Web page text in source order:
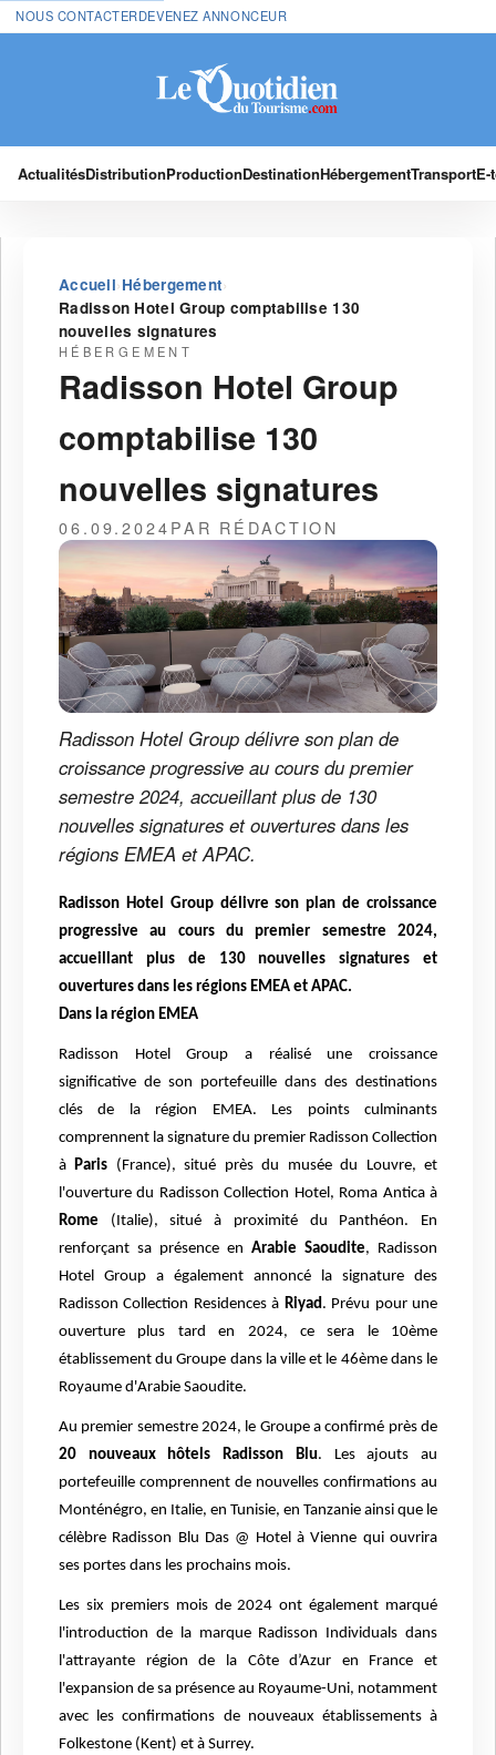
NOUS CONTACTERDEVENEZ ANNONCEUR
ActualitésDistributionProductionDestinationHébergementTransport
Accueil›Hébergement›
Radisson Hotel Group comptabilise 130
nouvelles signatures
HÉBERGEMENT
Radisson Hotel Group
comptabilise 130
nouvelles signatures
06.09.2024PAR RÉDACTION
Radisson Hotel Group délivre son plan de
croissance progressive au cours du premier
semestre 2024, accueillant plus de 130
nouvelles signatures et ouvertures dans les
régions EMEA et APAC.
Radisson Hotel Group délivre son plan de croissance
progressive au cours du premier semestre 2024,
accueillant plus de 130 nouvelles signatures et
ouvertures dans les régions EMEA et APAC.
Dans la région EMEA
Radisson Hotel Group a réalisé une croissance
significative de son portefeuille dans des destinations
clés de la région EMEA. Les points culminants
comprennent la signature du premier Radisson Collection
àParis (France), situé près du musée du Louvre, et
l'ouverture du Radisson Collection Hotel, Roma Antica à
Rome (Italie), situé à proximité du Panthéon. En
renforçant sa présence en Arabie Saoudite, Radisson
Hotel Group a également annoncé la signature des
Radisson Collection Residences à Riyad. Prévu pour une
ouverture plus tard en 2024, ce sera le 10ème
établissement du Groupe dans la ville et le 46ème dans le
Royaume d'Arabie Saoudite.
Au premier semestre 2024, le Groupe a confirmé près de
20 nouveaux hôtels Radisson Blu. Les ajouts au
portefeuille comprennent de nouvelles confirmations au
Monténégro, en Italie, en Tunisie, en Tanzanie ainsi que le
célèbre Radisson Blu Das @ Hotel à Vienne qui ouvrira
ses portes dans les prochains mois.
Les six premiers mois de 2024 ont également marqué
l'introduction de la marque Radisson Individuals dans
l'attrayante région de la Côte d’Azur en France et
l'expansion de sa présence au Royaume-Uni, notamment
avec les confirmations de nouveaux établissements à
Folkestone (Kent) et à Surrey.